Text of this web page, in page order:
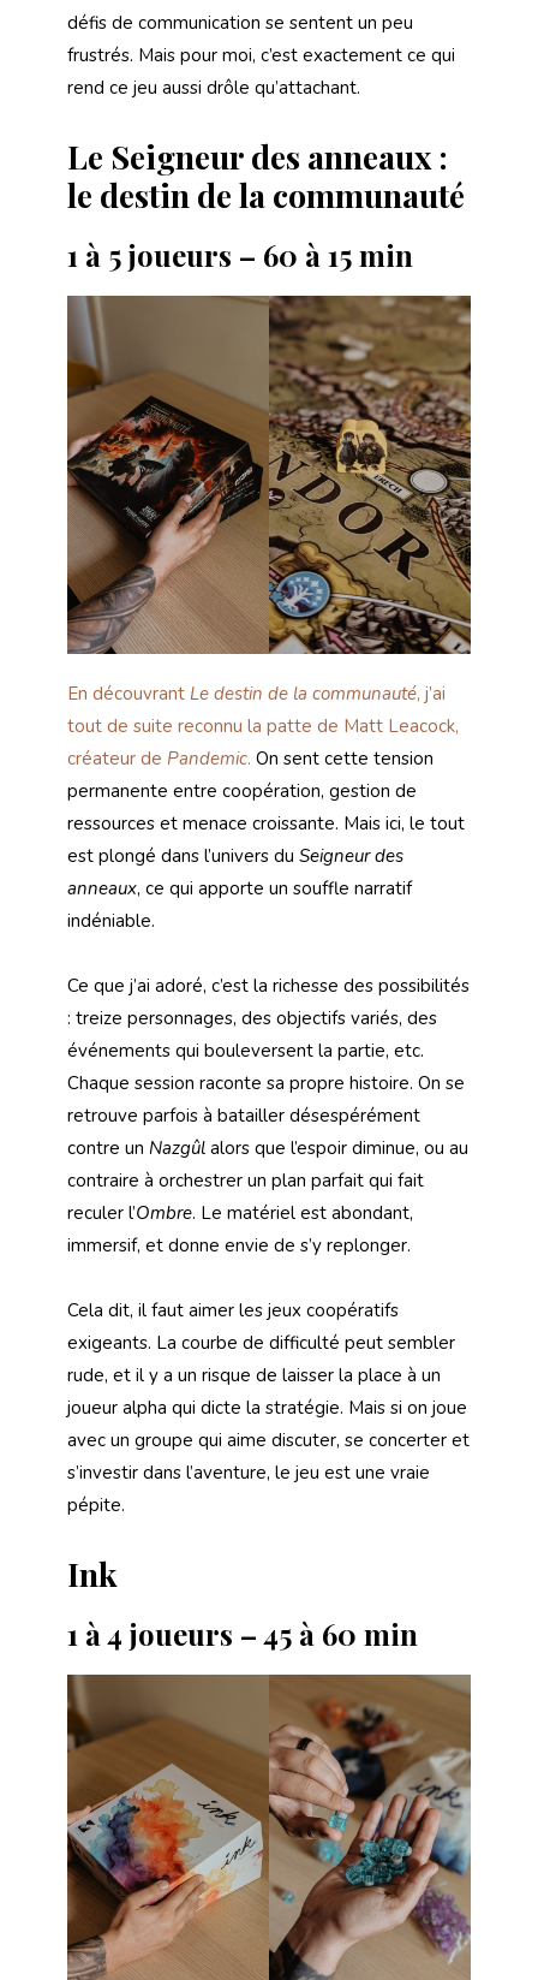
défis de communication se sentent un peu
frustrés. Mais pour moi, c’est exactement ce qui
rend ce jeu aussi drôle qu’attachant.
Le Seigneur des anneaux :
le destin de la communauté
1 à 5 joueurs – 60 à 15 min
En découvrant Le destin de la communauté, j’ai
tout de suite reconnu la patte de Matt Leacock,
créateur de Pandemic. On sent cette tension
permanente entre coopération, gestion de
ressources et menace croissante. Mais ici, le tout
est plongé dans l’univers du Seigneur des
anneaux, ce qui apporte un souffle narratif
indéniable.
Ce que j’ai adoré, c’est la richesse des possibilités
: treize personnages, des objectifs variés, des
événements qui bouleversent la partie, etc.
Chaque session raconte sa propre histoire. On se
retrouve parfois à batailler désespérément
contre un Nazgûl alors que l’espoir diminue, ou au
contraire à orchestrer un plan parfait qui fait
reculer l’Ombre. Le matériel est abondant,
immersif, et donne envie de s’y replonger.
Cela dit, il faut aimer les jeux coopératifs
exigeants. La courbe de difficulté peut sembler
rude, et il y a un risque de laisser la place à un
joueur alpha qui dicte la stratégie. Mais si on joue
avec un groupe qui aime discuter, se concerter et
s’investir dans l’aventure, le jeu est une vraie
pépite.
Ink
1 à 4 joueurs – 45 à 60 min